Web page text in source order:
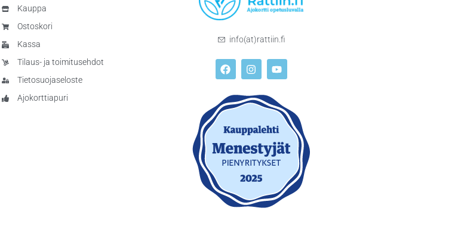
Kauppa
Ostoskori
Kassa
Tilaus- ja toimitusehdot
Tietosuojaseloste
Ajokorttiapuri
info(at)rattiin.fi